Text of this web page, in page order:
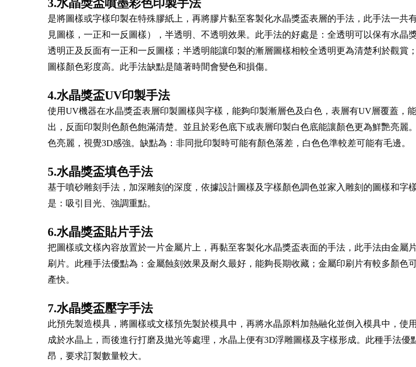
3.水晶獎盃噴墨彩色印製手法
是將圖樣或字樣印製在特殊膠紙上，再將膠片黏至客製化水晶獎盃表層的手法，此手法一共
見圖樣，一正和一反圖樣），半透明、不透明效果。此手法的好處是：全透明可以保有水晶
透明正及反面有一正和一反圖樣；半透明能讓印製的漸層圖樣相較全透明更為清楚利於觀賞
圖樣顏色彩度高。此手法缺點是隨著時間會變色和損傷。
4.水晶獎盃UV印製手法
使用UV機器在水晶獎盃表層印製圖樣與字樣，能夠印製漸層色及白色，表層有UV層覆蓋，
出，反面印製則色顏色飽滿清楚。並且於彩色底下或表層印製白色底能讓顏色更為鮮艷亮麗
色亮麗，視覺3D感強。缺點為：非同批印製時可能有顏色落差，白色色準較差可能有毛邊。
5.水晶獎盃填色手法
基于噴砂雕刻手法，加深雕刻的深度，依據設計圖樣及字樣顏色調色並家入雕刻的圖樣和字
是：吸引目光、強調重點。
6.水晶獎盃貼片手法
把圖樣或文樣內容放置於一片金屬片上，再黏至客製化水晶獎盃表面的手法，此手法由金屬
刷片。此種手法優點為：金屬蝕刻效果及耐久最好，能夠長期收藏；金屬印刷片有較多顏色
產快。
7.水晶獎盃壓字手法
此預先製造模具，將圖樣或文樣預先製於模具中，再將水晶原料加熱融化並倒入模具中，使
成於水晶上，而後進行打磨及拋光等處理，水晶上便有3D浮雕圖樣及字樣形成。此種手法
昂，要求訂製數量較大。